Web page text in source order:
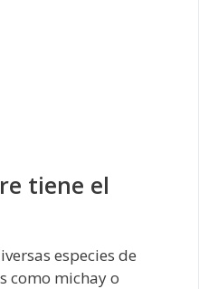
tiene el
especies de
como michay o